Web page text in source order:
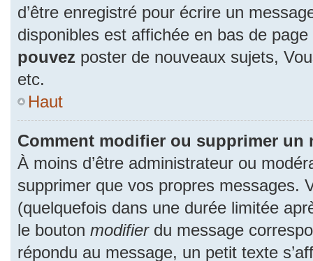
d’être enregistré pour écrire un
disponibles est affichée en bas de
pouvez poster de nouveaux sujets,
etc.
Haut
Comment modifier ou supprimer un
À moins d’être administrateur ou
supprimer que vos propres messages.
(quelquefois dans une durée limitée
le bouton modifierdu message
répondu au message, un petit texte